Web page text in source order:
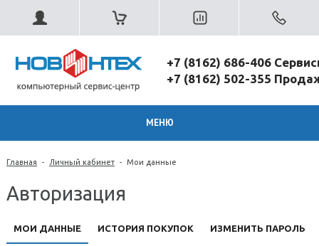
+7 (8162) 686-406
+7 (8162) 502-355
МЕНЮ
Главная - Личный кабинет - Мои данные
Авторизация
МОИ ДАННЫЕ ИСТОРИЯ ПОКУПОК ИЗМЕНИТЬ ПАРОЛЬ